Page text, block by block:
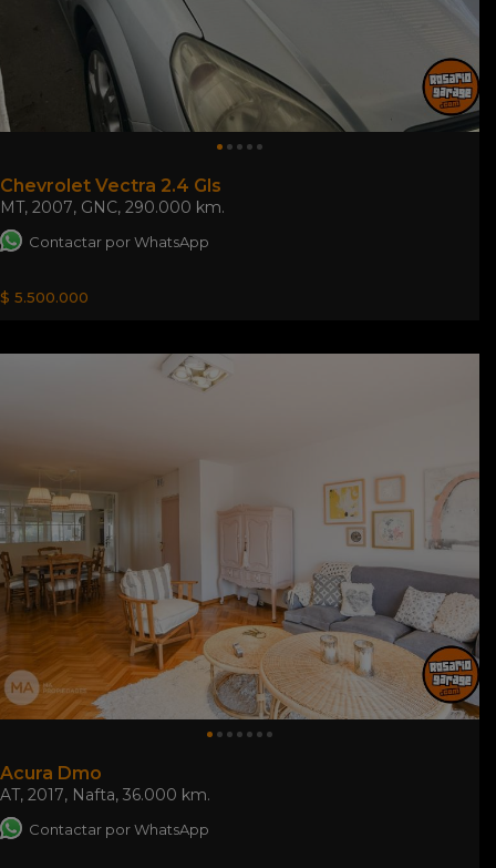
Chevrolet Vectra 2.4 Gls
MT, 2007, GNC, 290.000 km.
Contactar por WhatsApp
$ 5.500.000
Acura Dmo
AT, 2017, Nafta, 36.000 km.
Contactar por WhatsApp